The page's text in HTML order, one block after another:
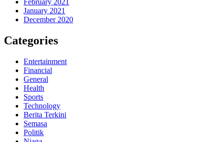
February 2021
January 2021
December 2020
Categories
Entertainment
Financial
General
Health
Sports
Technology
Berita Terkini
Semasa
Politik